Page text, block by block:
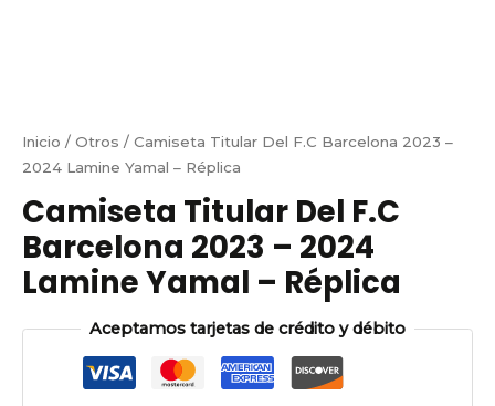
Inicio / Otros / Camiseta Titular Del F.C Barcelona 2023 –
2024 Lamine Yamal – Réplica
Camiseta Titular Del F.C
Barcelona 2023 – 2024
Lamine Yamal – Réplica
Aceptamos tarjetas de crédito y débito